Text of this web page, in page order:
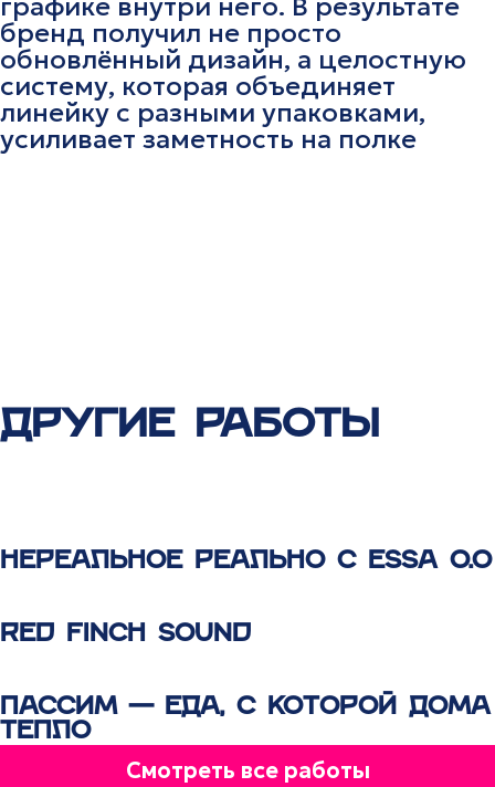
графике внутри него. В результате
бренд получил не просто
обновлённый дизайн, а целостную
систему, которая объединяет
линейку с разными упаковками,
усиливает заметность на полке
ДРУГИЕ РАБОТЫ
НЕРЕАЛЬНОЕ РЕАЛЬНО С ESSA 0.0
RED FINCH SOUND
ПАССИМ — ЕДА, С КОТОРОЙ ДОМА
ТЕПЛО
Смотреть все работы